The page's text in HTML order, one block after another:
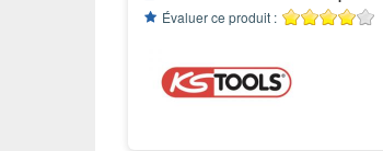
Évaluer ce produit :